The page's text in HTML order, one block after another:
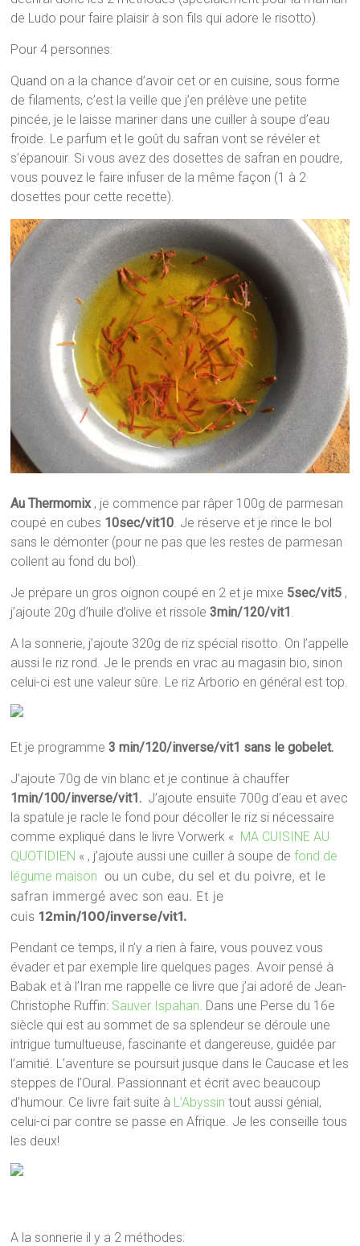
de Ludo pour faire plaisir à son fils qui adore le risotto).
Pour 4 personnes:
Quand on a la chance d’avoir cet or en cuisine, sous forme
de filaments, c’est la veille que j’en prélève une petite
pincée, je le laisse mariner dans une cuiller à soupe d’eau
froide. Le parfum et le goût du safran vont se révéler et
s’épanouir. Si vous avez des dosettes de safran en poudre,
vous pouvez le faire infuser de la même façon (1 à 2
dosettes pour cette recette).
Au Thermomix , je commence par râper 100g de parmesan
coupé en cubes 10sec/vit10. Je réserve et je rince le bol
sans le démonter (pour ne pas que les restes de parmesan
collent au fond du bol).
Je prépare un gros oignon coupé en 2 et je mixe 5sec/vit5 ,
j’ajoute 20g d’huile d’olive et rissole3min/120/vit1.
A la sonnerie, j’ajoute 320g de riz spécial risotto. On l’appelle
aussi le riz rond. Je le prends en vrac au magasin bio, sinon
celui-ci est une valeur sûre. Le riz Arborio en général est top.
Et je programme3 min/120/inverse/vit1 sans le gobelet.
J’ajoute 70g de vin blanc et je continue à chauffer
1min/100/inverse/vit1. J’ajoute ensuite 700g d’eau et avec
la spatule je racle le fond pour décoller le riz si nécessaire
comme expliqué dans le livre Vorwerk « MA CUISINE AU
QUOTIDIEN « , j’ajoute aussi une cuiller à soupe defond de
légume maison ou un cube, du sel et du poivre, et le
safran immergé avec son eau. Et je
cuis12min/100/inverse/vit1.
Pendant ce temps, il n’y a rien à faire, vous pouvez vous
évader et par exemple lire quelques pages. Avoir pensé à
Babak et à l’Iran me rappelle ce livre que j’ai adoré de Jean-
Christophe Ruffin: Sauver Ispahan. Dans une Perse du 16e
siècle qui est au sommet de sa splendeur se déroule une
intrigue tumultueuse, fascinante et dangereuse, guidée par
l’amitié. L’aventure se poursuit jusque dans le Caucase et les
steppes de l’Oural. Passionnant et écrit avec beaucoup
d’humour. Ce livre fait suite à L’Abyssin tout aussi génial,
celui-ci par contre se passe en Afrique. Je les conseille tous
les deux!
A la sonnerie il y a 2 méthodes: